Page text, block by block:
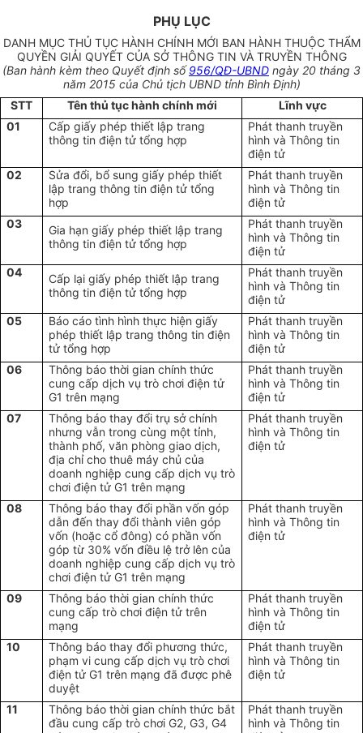
PHỤ LỤC
DANH MỤC THỦ TỤC HÀNH CHÍNH MỚI BAN HÀNH THUỘC THẨM
QUYỀN GIẢI QUYẾT CỦA SỞ THÔNG TIN VÀ TRUYỀN THÔNG
(Ban hành kèm theo Quyết định số956/QĐ-UBND ngày 20 tháng 3
năm 2015 của Chủ tịch UBND tỉnh Bình Định)
STT
Tên thủ tục hành chính mới
Lĩnh vực
01
Cấp giấy phép thiết lập trang
thông tin điện tử tổng hợp
Phát thanh truyền
hình và Thông tin
điện tử
02
Sửa đổi, bổ sung giấy phép thiết
lập trang thông tin điện tử tổng
hợp
Phát thanh truyền
hình và Thông tin
điện tử
03
Gia hạn giấy phép thiết lập trang
thông tin điện tử tổng hợp
Phát thanh truyền
hình và Thông tin
điện tử
04
Cấp lại giấy phép thiết lập trang
thông tin điện tử tổng hợp
Phát thanh truyền
hình và Thông tin
điện tử
05
Báo cáo tình hình thực hiện giấy
phép thiết lập trang thông tin điện
tử tổng hợp
Phát thanh truyền
hình và Thông tin
điện tử
06
Thông báo thời gian chính thức
cung cấp dịch vụ trò chơi điện tử
G1 trên mạng
Phát thanh truyền
hình và Thông tin
điện tử
07
Thông báo thay đổi trụ sở chính
nhưng vẫn trong cùng một tỉnh,
thành phố, văn phòng giao dịch,
địa chỉ cho thuê máy chủ của
doanh nghiệp cung cấp dịch vụ trò
chơi điện tử G1 trên mạng
Phát thanh truyền
hình và Thông tin
điện tử
08
Thông báo thay đổi phần vốn góp
dẫn đến thay đổi thành viên góp
vốn (hoặc cổ đông) có phần vốn
góp từ 30% vốn điều lệ trở lên của
doanh nghiệp cung cấp dịch vụ trò
chơi điện tử G1 trên mạng
Phát thanh truyền
hình và Thông tin
điện tử
09
Thông báo thời gian chính thức
cung cấp trò chơi điện tử trên
mạng
Phát thanh truyền
hình và Thông tin
điện tử
10
Thông báo thay đổi phương thức,
phạm vi cung cấp dịch vụ trò chơi
điện tử G1 trên mạng đã được phê
duyệt
Phát thanh truyền
hình và Thông tin
điện tử
11
Thông báo thời gian chính thức bắt
đầu cung cấp trò chơi G2, G3, G4
Phát thanh truyền
hình và Thông tin